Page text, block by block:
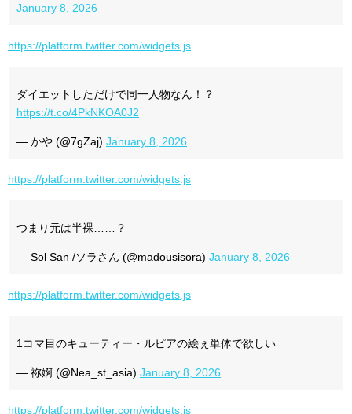
January 8, 2026
https://platform.twitter.com/widgets.js
ダイエットしただけで同一人物なん！？
https://t.co/4PkNKOA0J2
— かや (@7gZaj) January 8, 2026
https://platform.twitter.com/widgets.js
つまり元は半裸……？
— Sol San /ソラさん (@madousisora) January 8, 2026
https://platform.twitter.com/widgets.js
1コマ目のキューティー・ルピアの絵ぇ単体で欲しい
— 祢婀 (@Nea_st_asia) January 8, 2026
https://platform.twitter.com/widgets.js